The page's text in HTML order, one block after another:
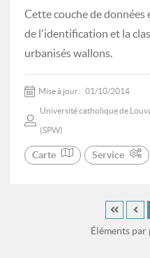
Cette couche de
de l'identification et la
urbanisés wallons.
Mise à jour: 01/10/2014
Université catholique de
(SPW)
Carte Service
Éléments par